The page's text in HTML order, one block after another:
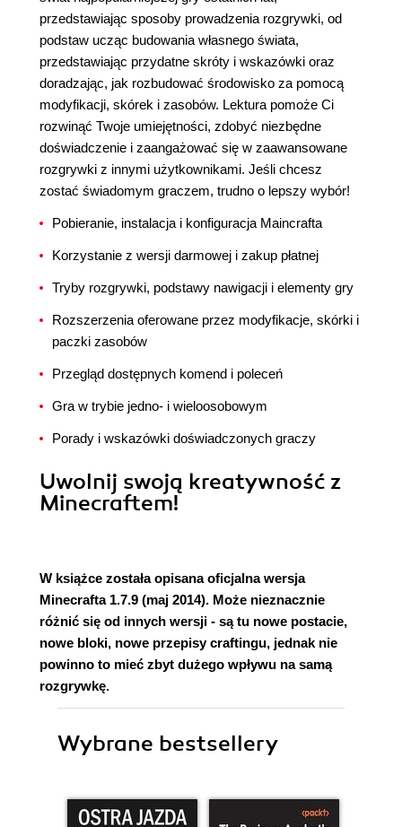
przedstawiając sposoby prowadzenia rozgrywki, od
podstaw ucząc budowania własnego świata,
przedstawiając przydatne skróty i wskazówki oraz
doradzając, jak rozbudować środowisko za pomocą
modyfikacji, skórek i zasobów. Lektura pomoże Ci
rozwinąć Twoje umiejętności, zdobyć niezbędne
doświadczenie i zaangażować się w zaawansowane
rozgrywki z innymi użytkownikami. Jeśli chcesz
zostać świadomym graczem, trudno o lepszy wybór!
Pobieranie, instalacja i konfiguracja Maincrafta
Korzystanie z wersji darmowej i zakup płatnej
Tryby rozgrywki, podstawy nawigacji i elementy gry
Rozszerzenia oferowane przez modyfikacje, skórki i
paczki zasobów
Przegląd dostępnych komend i poleceń
Gra w trybie jedno- i wieloosobowym
Porady i wskazówki doświadczonych graczy
Uwolnij swoją kreatywność z
Minecraftem!
W książce została opisana oficjalna wersja
Minecrafta 1.7.9 (maj 2014). Może nieznacznie
różnić się od innych wersji - są tu nowe postacie,
nowe bloki, nowe przepisy craftingu, jednak nie
powinno to mieć zbyt dużego wpływu na samą
rozgrywkę.
Wybrane bestsellery